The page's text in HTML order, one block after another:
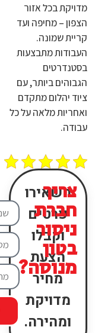
מדויקת בכל אזור
הצפון – מחיפה ועד
קריית שמונה.
העבודות מתבצעות
בסטנדרטים
הגבוהים ביותר, עם
ציוד יהלום מתקדם
ואחריות מלאה על כל
עבודה.
צריך
חברת
ניסור
בטון
מנוסה?
השאירו
פרטים
וקבלו
הצעת
מחיר
מדויקת
ומהירה.